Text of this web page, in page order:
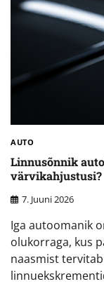
AUTO
Linnusõnnik
värvikahjustusi?
7. Juuni 2026
Iga autoomanik
olukorraga, kus
naasmist